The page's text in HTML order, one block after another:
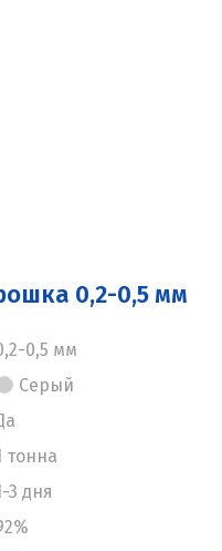
0,2-0,5 мм
0,5 мм
Серый
тонна
3 дня